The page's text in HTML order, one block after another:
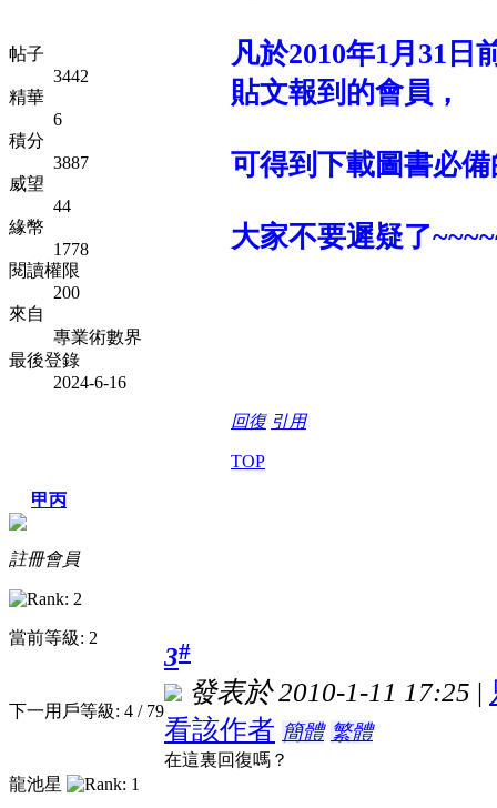
帖子
3442
精華
6
積分
3887
威望
44
緣幣
1778
閱讀權限
200
來自
專業術數界
最後登錄
2024-6-16
凡於2010年1月31日
貼文報到的會員，
可得到下載圖書必
大家不要遲疑了
回復 引用
TOP
甲丙
註冊會員
當前等級: 2
下一用戶等級: 4 / 79
龍池星
3#
發表於 2010-1-11 17:25 |
看該作者 簡體 繁體
在這裏回復嗎？